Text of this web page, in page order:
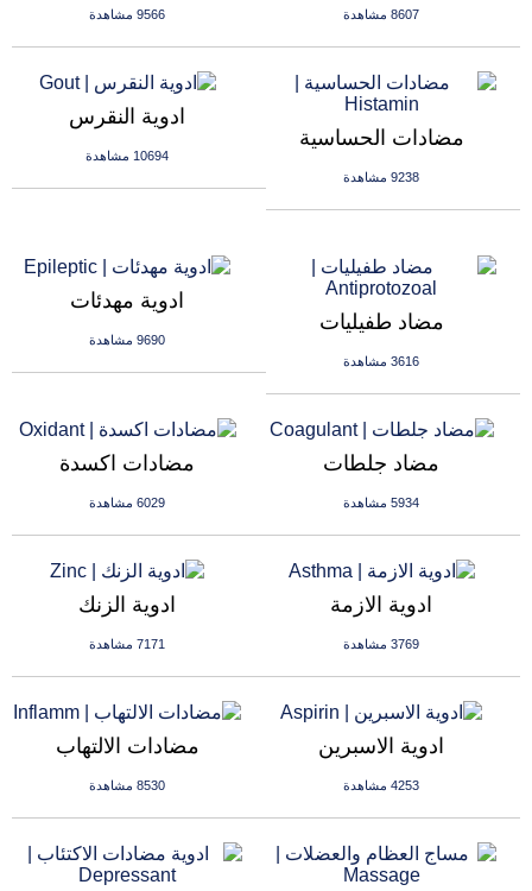
9566 مشاهدة 8607 مشاهدة
ادوية النقرس
10694 مشاهدة
مضادات الحساسية
9238 مشاهدة
ادوية مهدئات
9690 مشاهدة
مضاد طفيليات
3616 مشاهدة
مضادات اكسدة
6029 مشاهدة
مضاد جلطات
5934 مشاهدة
ادوية الزنك
7171 مشاهدة
ادوية الازمة
3769 مشاهدة
مضادات الالتهاب
8530 مشاهدة
ادوية الاسبرين
4253 مشاهدة